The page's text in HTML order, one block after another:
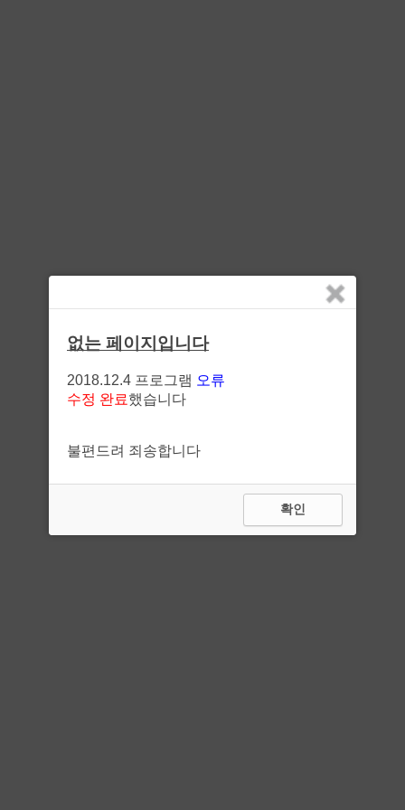
없는 페이지입니다
2018.12.4 프로그램 오류
수정 완료했습니다
불편드려 죄송합니다
확인